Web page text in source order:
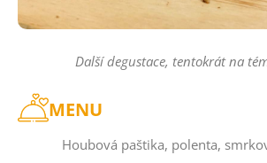
Další degustace, tentokrát na
MENU
Houbová paštika, polenta,